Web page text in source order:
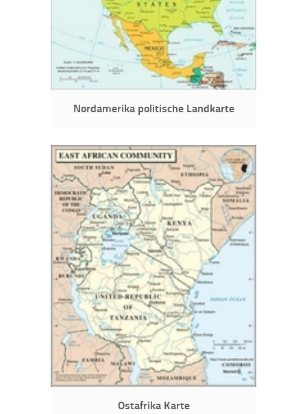
Nordamerika politische Landkarte
Ostafrika Karte